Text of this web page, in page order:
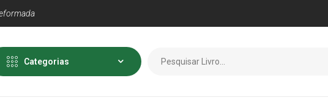
Categorias